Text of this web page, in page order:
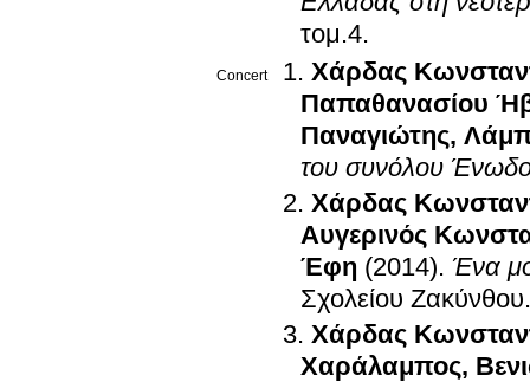
τομ.4.
Concert
Χάρδας
Παπαθανασίου
Παναγιώτης,
του συνόλου
Χάρδας
Αυγερινός
Έφη (2014). Ένα
Σχολείου Ζακύνθου.
Χάρδας
Χαράλαμπος,